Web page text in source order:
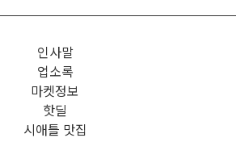
인사말
업소록
마켓정보
핫딜
시애틀 맛집